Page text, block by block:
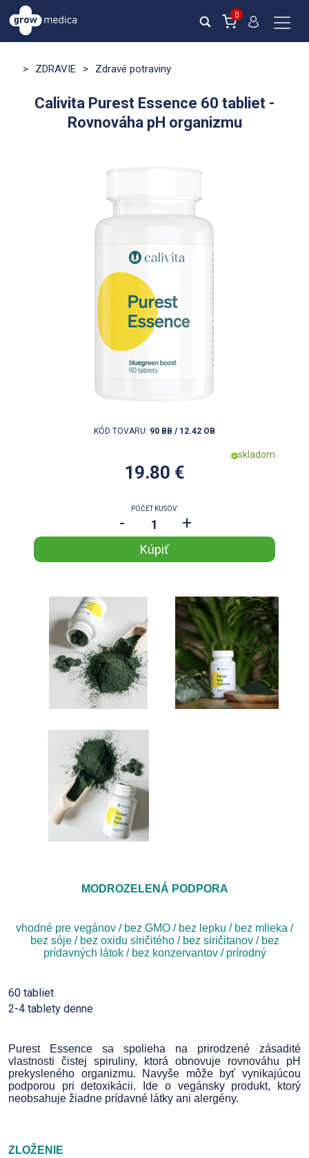
0
> ZDRAVIE > Zdravé potraviny
Calivita Purest Essence 60 tabliet -
Rovnováha pH organizmu
KÓD TOVARU: 90 BB / 12.42 OB
skladom
19.80 €
POČET KUSOV:
- +
MODROZELENÁ PODPORA
vhodné pre vegánov / bez GMO / bez lepku / bez mlieka /
bez sóje / bez oxidu siričitého / bez siričitanov / bez
prídavných látok / bez konzervantov / prírodný
60 tabliet
2-4 tablety denne
Purest Essence sa spolieha na prirodzené zásadité
vlastnosti čistej spiruliny, ktorá obnovuje rovnováhu pH
prekysleného organizmu. Navyše môže byť vynikajúcou
podporou pri detoxikácii. Ide o vegánsky produkt, ktorý
neobsahuje žiadne prídavné látky ani alergény.
ZLOŽENIE